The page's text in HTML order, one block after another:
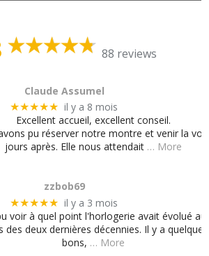
88 reviews
Claude Assumel
★★★★★ il y a 8 mois
Excellent accueil, excellent conseil.
pu réserver notre montre et venir la
jours après. Elle nous attendait … More
zzbob69
★★★★★ il y a 3 mois
voir à quel point l'horlogerie avait évolué au
des deux dernières décennies. Il y a quelques
bons, … More